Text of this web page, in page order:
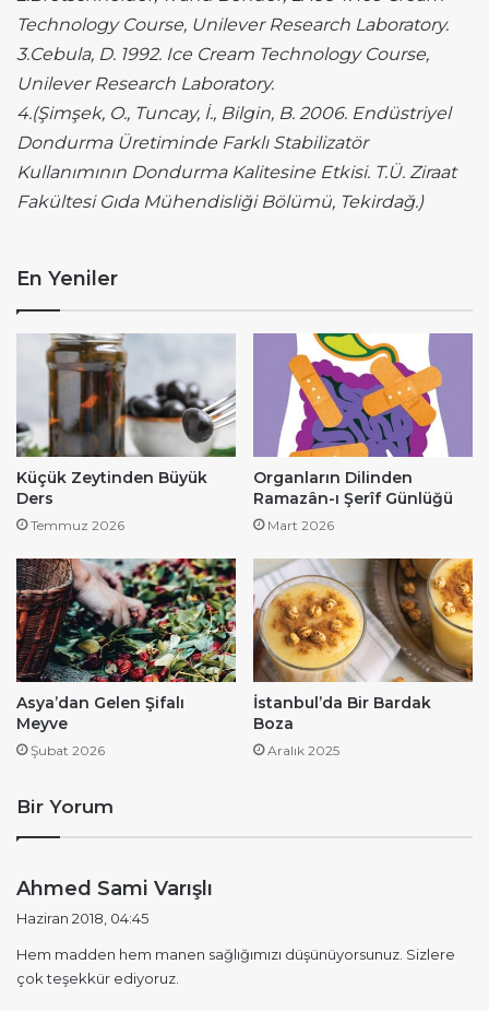
Technology Course, Unilever Research Laboratory.
3.Cebula, D. 1992. Ice Cream Technology Course,
Unilever Research Laboratory.
4.(Şimşek, O., Tuncay, İ., Bilgin, B. 2006. Endüstriyel
Dondurma Üretiminde Farklı Stabilizatör
Kullanımının Dondurma Kalitesine Etkisi. T.Ü. Ziraat
Fakültesi Gıda Mühendisliği Bölümü, Tekirdağ.)
En Yeniler
Küçük Zeytinden Büyük
Ders
Temmuz 2026
Organların Dilinden
Ramazân-ı Şerîf Günlüğü
Mart 2026
Asya’dan Gelen Şifalı
Meyve
Şubat 2026
İstanbul’da Bir Bardak
Boza
Aralık 2025
Bir Yorum
Ahmed Sami Varışlı
i
Haziran 2018, 04:45
Hem madden hem manen sağlığımızı düşünüyorsunuz. Sizlere
çok teşekkür ediyoruz.